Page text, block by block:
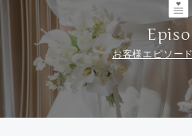
お客様エピソー